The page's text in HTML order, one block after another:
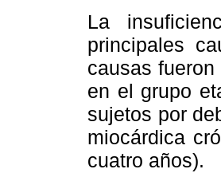
La
principales
causas
en el grupo
sujetos por
miocárdica
cuatro años).